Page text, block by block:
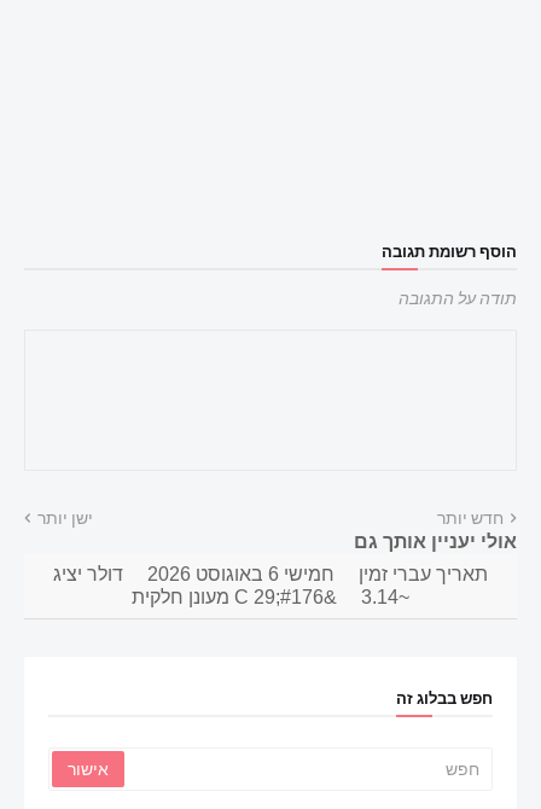
הוסף רשומת תגובה
תודה על התגובה
חדש יותר ישן יותר
אולי יעניין אותך גם
תאריך עברי זמין חמישי 6 באוגוסט 2026
דולר יציג
~3.14
&#176;C 29 מעונן חלקית
חפש בבלוג זה